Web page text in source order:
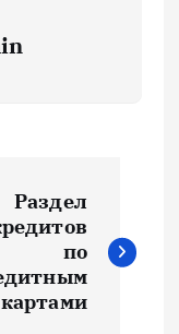
Раздел
по
картами